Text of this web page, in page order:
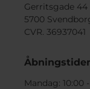
Gerritsgade 44
5700
CVR. 36937041
Mandag: 10:00